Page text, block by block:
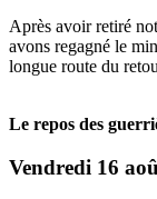
Après avoir retiré
avons regagné le
longue route du
Le repos des
Vendredi 16